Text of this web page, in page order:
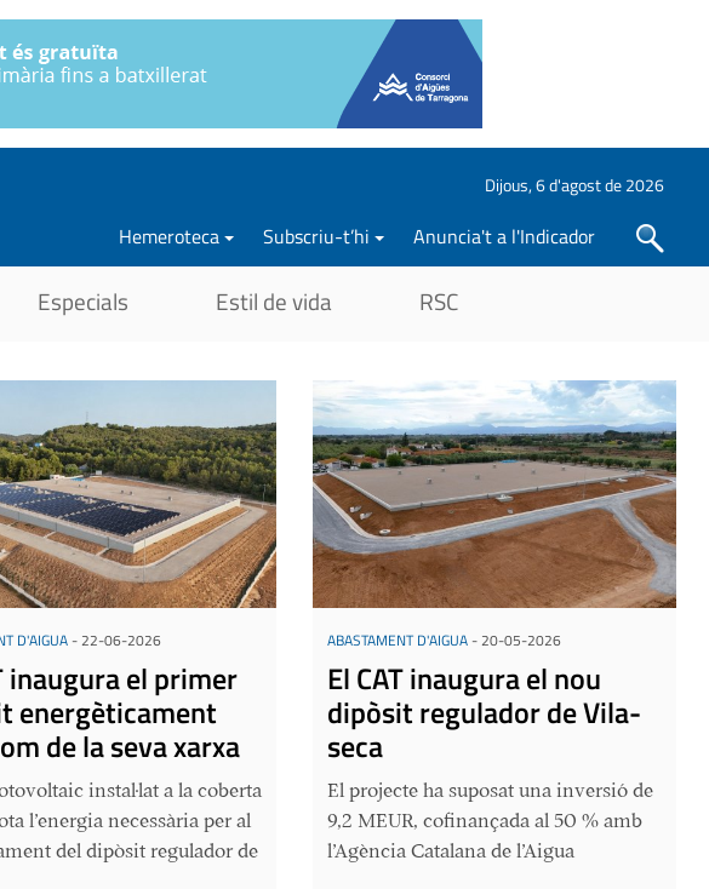
Dijous, 6 d'agost de 2026
Hemeroteca Subscriu-t’hi
Anuncia't a l'Indicador
Cercar
Especials Estil de vida RSC
D'AIGUA-22-06-2026
inaugura el primer
energèticament
de la seva xarxa
instal·lat a la coberta
l’energia necessària per al
del dipòsit regulador de
ABASTAMENT D'AIGUA-20-05-2026
El CAT inaugura el nou
dipòsit regulador de Vila-
seca
El projecte ha suposat una inversió de
9,2 MEUR, cofinançada al 50 % amb
l’Agència Catalana de l’Aigua